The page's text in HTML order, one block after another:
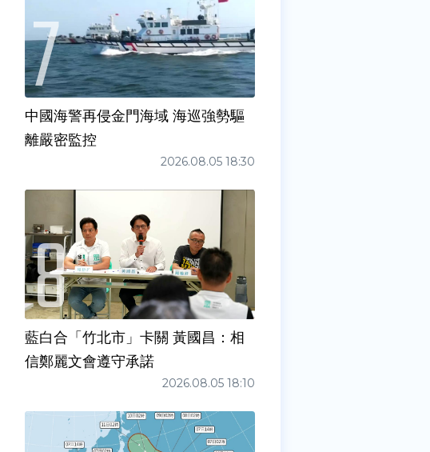
中國海警再侵金門海域 海巡強勢驅
離嚴密監控
2026.08.05 18:30
藍白合「竹北市」卡關 黃國昌：相
信鄭麗文會遵守承諾
2026.08.05 18:10